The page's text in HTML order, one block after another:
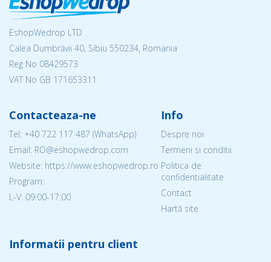
EshopWedrop LTD
Calea Dumbrăvii 40, Sibiu 550234, Romania
Reg No 08429573
VAT No GB 171653311
Contacteaza-ne
Tel: +40 722 117 487 (WhatsApp)
Email: RO@eshopwedrop.com
Website: https://www.eshopwedrop.ro
Program:
L-V: 09:00-17:00
Info
Despre noi
Termeni si conditii
Politica de
confidentialitate
Contact
Hartă site
Informatii pentru client